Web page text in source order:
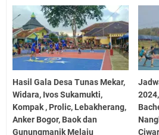
Hasil Gala Desa Tunas Mekar,
Widara, Ivos Sukamukti,
Kompak , Prolic, Lebakherang,
Anker Bogor, Baok dan
Gunungmanik Melaju